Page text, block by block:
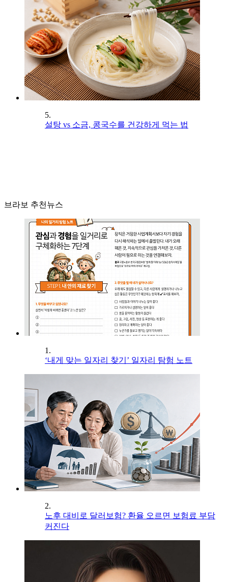
5.
설탕 vs 소금, 콩국수를 건강하게 먹는 법
브라보 추천뉴스
1.
‘내게 맞는 일자리 찾기’ 일자리 탐험 노트
2.
노후 대비로 달러보험? 환율 오르면 보험료 부담
커진다